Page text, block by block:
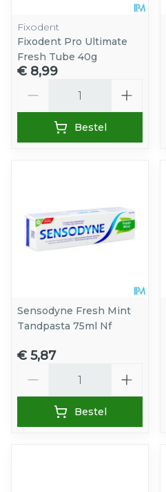
Fixodent
Fixodent Pro Ultimate
Fresh Tube 40g
€ 8,99
Bestel
Sensodyne Fresh Mint
Tandpasta 75ml Nf
€ 5,87
Bestel